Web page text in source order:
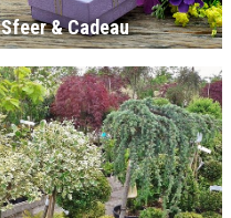
Sfeer & Cadeau